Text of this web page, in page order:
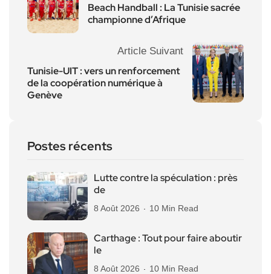
Beach Handball : La Tunisie sacrée
championne d’Afrique
Article Suivant
Tunisie-UIT : vers un renforcement
de la coopération numérique à
Genève
Postes récents
Lutte contre la spéculation : près
de
8 Août 2026 10 Min Read
Carthage : Tout pour faire aboutir
le
8 Août 2026 10 Min Read